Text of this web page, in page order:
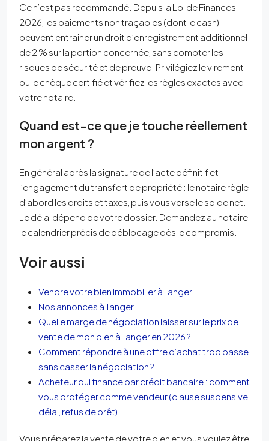
Ce n’est pas recommandé. Depuis la Loi de Finances
2026, les paiements non traçables (dont le cash)
peuvent entrainer un droit d’enregistrement additionnel
de 2 % sur la portion concernée, sans compter les
risques de sécurité et de preuve. Privilégiez le virement
ou le chèque certifié et vérifiez les règles exactes avec
votre notaire.
Quand est-ce que je touche réellement
mon argent ?
En général après la signature de l’acte définitif et
l’engagement du transfert de propriété : le notaire règle
d’abord les droits et taxes, puis vous verse le solde net.
Le délai dépend de votre dossier. Demandez au notaire
le calendrier précis de déblocage dès le compromis.
Voir aussi
Vendre votre bien immobilier à Tanger
Nos annonces à Tanger
Quelle marge de négociation laisser sur le prix de
vente de mon bien à Tanger en 2026 ?
Comment répondre à une offre d’achat trop basse
sans casser la négociation ?
Acheteur qui finance par crédit bancaire : comment
vous protéger comme vendeur (clause suspensive,
délai, refus de prêt)
Vous préparez la vente de votre bien et vous voulez être